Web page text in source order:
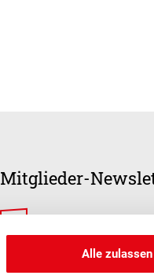
Alle zulassen
Mitglieder-